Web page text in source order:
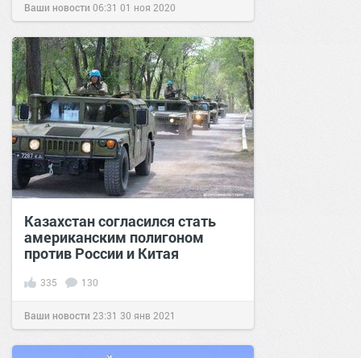
Ваши новости 06:31 01 ноя 2020
Казахстан согласился стать
американским полигоном
против России и Китая
335 130
Ваши новости 23:31 30 янв 2021